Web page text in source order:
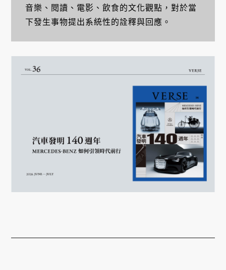
音樂、閱讀、電影、飲食的文化觀點，對於當
下發生事物提出系統性的詮釋與回應。